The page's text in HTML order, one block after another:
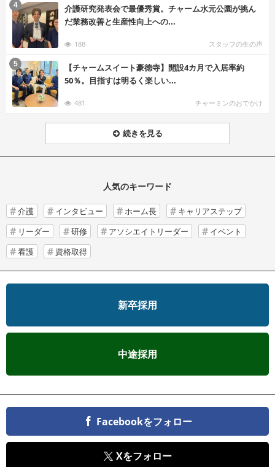
介護研究発表会で最優秀賞。チャーム水元公園が挑ん
だ業務改善と生産性向上への...
188 スタッフの生の声
4
【チャームスイート豪徳寺】開設4カ月で入居率約
50％。目指すは明るく楽しい...
481 チャーミンのおでかけ
5
続きを見る
人気のキーワード
介護 インタビュー ホーム長
キャリアステップ
リーダー
研修 アソシエイトリーダー
イベント
看護
資格取得
新卒採用
中途採用
Facebookをフォロー
Xをフォロー